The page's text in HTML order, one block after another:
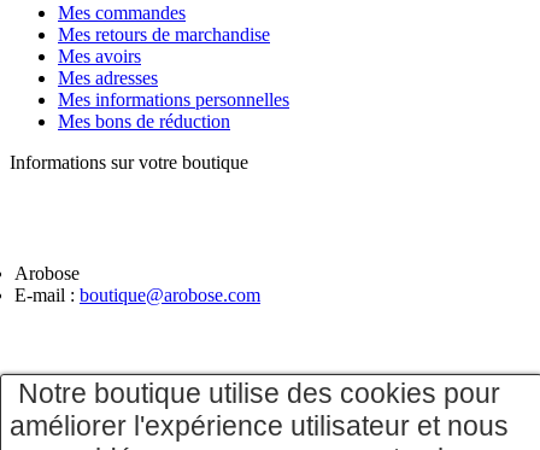
Notre boutique utilise des cookies pour
améliorer l'expérience utilisateur et nous
Mes commandes
Mes retours de marchandise
Mes avoirs
Mes adresses
Mes informations personnelles
Mes bons de réduction
Informations sur votre boutique
Arobose
E-mail : boutique@arobose.com